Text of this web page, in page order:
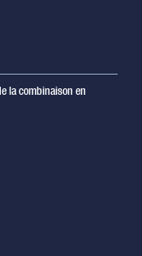
la combinaison en